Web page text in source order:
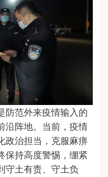
防范外来疫情输入的
沿阵地。当前，疫情
政治担当，克服麻痹
保持高度警惕，绷紧
守土有责、守土负